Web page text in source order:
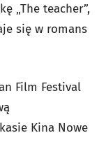
„The teacher”,
się w romans
Film Festival
Kina Nowe